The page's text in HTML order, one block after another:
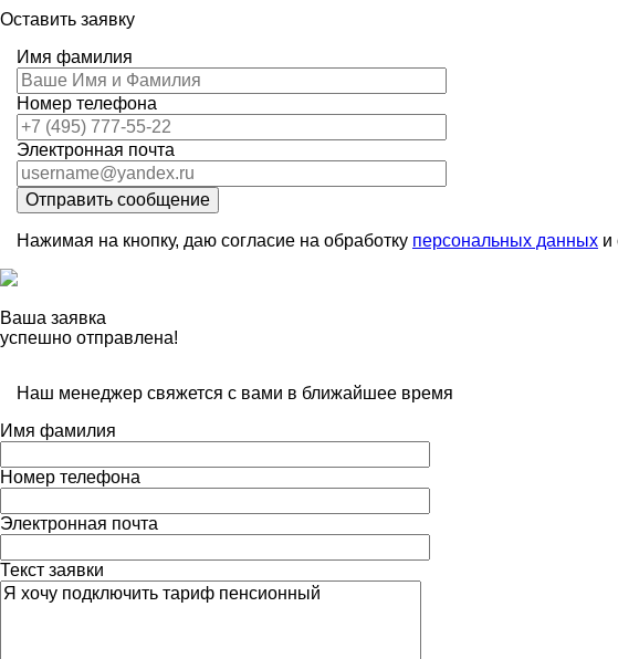
Оставить заявку
Имя фамилия
Номер телефона
Электронная почта
Отправить сообщение
Нажимая на кнопку, даю согласие на обработку персональных данных и
Ваша заявка
успешно отправлена!
Наш менеджер свяжется с вами в ближайшее время
Имя фамилия
Номер телефона
Электронная почта
Текст заявки